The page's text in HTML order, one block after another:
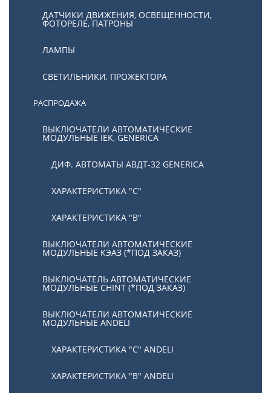
ДАТЧИКИ ДВИЖЕНИЯ, ОСВЕЩЕННОСТИ,
ФОТОРЕЛЕ, ПАТРОНЫ
ЛАМПЫ
СВЕТИЛЬНИКИ, ПРОЖЕКТОРА
РАСПРОДАЖА
ВЫКЛЮЧАТЕЛИ АВТОМАТИЧЕСКИЕ
МОДУЛЬНЫЕ IEK, GENERICA
ДИФ. АВТОМАТЫ АВДТ-32 GENERICA
ХАРАКТЕРИСТИКА "С"
ХАРАКТЕРИСТИКА "В"
ВЫКЛЮЧАТЕЛИ АВТОМАТИЧЕСКИЕ
МОДУЛЬНЫЕ КЭАЗ (*ПОД ЗАКАЗ)
ВЫКЛЮЧАТЕЛЬ АВТОМАТИЧЕСКИЕ
МОДУЛЬНЫЕ CHINT (*ПОД ЗАКАЗ)
ВЫКЛЮЧАТЕЛИ АВТОМАТИЧЕСКИЕ
МОДУЛЬНЫЕ ANDELI
ХАРАКТЕРИСТИКА "C" ANDELI
ХАРАКТЕРИСТИКА "B" ANDELI